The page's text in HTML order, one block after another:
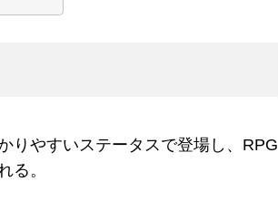
りやすいステータスで登場し、RPG
る。